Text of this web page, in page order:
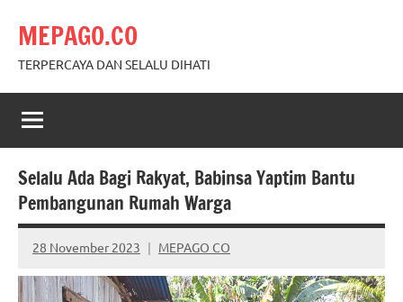
content
MEPAGO.CO
TERPERCAYA DAN SELALU DIHATI
Selalu Ada Bagi Rakyat, Babinsa Yaptim Bantu
Pembangunan Rumah Warga
28 November 2023 MEPAGO CO
No
comments